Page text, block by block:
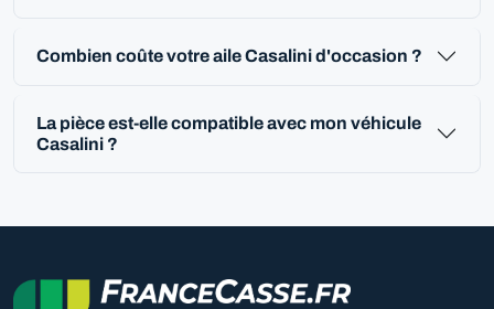
Combien coûte votre aile Casalini d'occasion ?
La pièce est-elle compatible avec mon véhicule
Casalini ?